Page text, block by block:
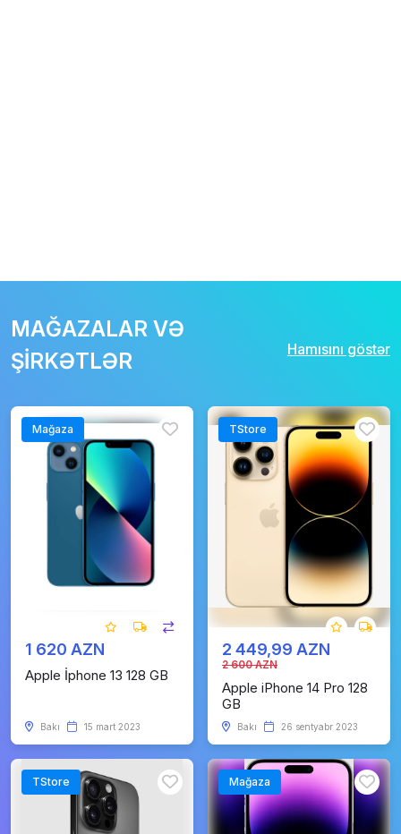
MAĞAZALAR VƏ
ŞİRKƏTLƏR
Hamısını göstər
Mağaza
1 620 AZN
Apple İphone 13 128 GB
Bakı 15 mart 2023
TStore
2 449,99 AZN
2 600 AZN
Apple iPhone 14 Pro 128
GB
Bakı 26 sentyabr 2023
TStore Mağaza